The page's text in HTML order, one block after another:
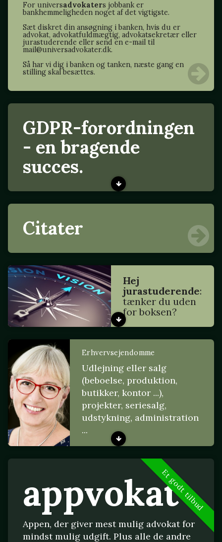
For universadvokaters jobbank er
bankhemmeligheden noget af det vigtigste.
Sæt diskret din ansøgning i banken, hvis du er
advokat, advokatfuldmægtig, advokatsekretær eller
jurastuderende eller send en e-mail til
mail@universadvokater.dk.
Så har vi dig i banken og tanken, næste gang en
stilling skal besættes.
GDPR-forordningen
- en bragende
succes.
Citater
Hej
jurastuderende:
tænker du uden
for boksen?
Erhvervsejendomme
Udlejning eller salg
(beboelse, produktion,
butikker, kontor ...),
projekter, seriesalg,
udstykning, administration
...
Et godt tilbud
appvokat
Appen, der giver mest mulig advokat for
mindst mulig udgift. Plus alle de andre